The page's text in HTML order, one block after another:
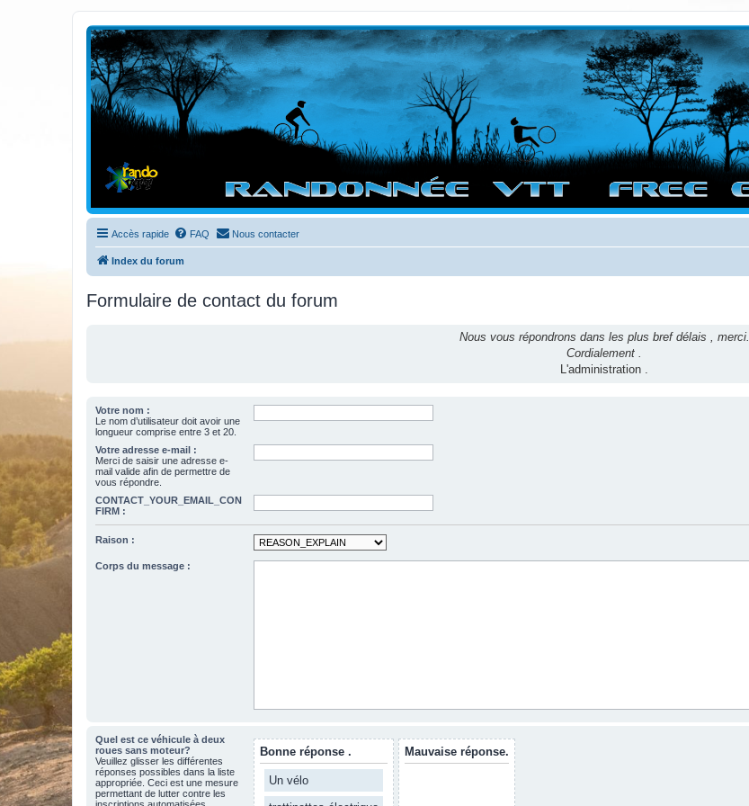
Randovttfree.fr
Bienvenue sur le site des randos vtt et pédestre de Bretagne . Bonne navigation sur le site et bonnes randos dans l'Ouest !
Accès rapide FAQ Nous contacter
Index du forum
Formulaire de contact du forum
Nous vous répondrons dans les plus bref délais , merci.
Cordialement .
L'administration .
Votre nom :
Le nom d’utilisateur doit avoir une
longueur comprise entre 3 et 20.
Votre adresse e-mail :
Merci de saisir une adresse e-
mail valide afin de permettre de
vous répondre.
CONTACT_YOUR_EMAIL_CON
FIRM :
Raison :
Corps du message :
Quel est ce véhicule à deux
roues sans moteur?
Veuillez glisser les différentes
réponses possibles dans la liste
appropriée. Ceci est une mesure
permettant de lutter contre les
Bonne réponse .
Un vélo
Mauvaise réponse.